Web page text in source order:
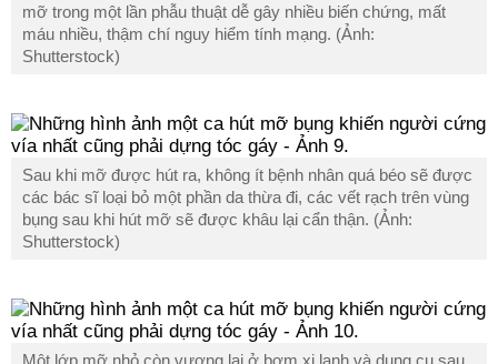
mỡ trong một lần phẫu thuật dễ gây nhiều biến chứng, mất
máu nhiều, thậm chí nguy hiểm tính mạng. (Ảnh:
Shutterstock)
Sau khi mỡ được hút ra, không ít bệnh nhân quá béo sẽ được
các bác sĩ loại bỏ một phần da thừa đi, các vết rạch trên vùng
bụng sau khi hút mỡ sẽ được khâu lại cẩn thận. (Ảnh:
Shutterstock)
Một lớp mỡ nhỏ còn vương lại ở bơm xi lanh và dụng cụ sau